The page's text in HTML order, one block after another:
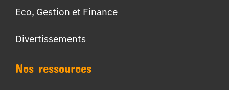
Eco, Gestion et Finance
Divertissements
Nos ressources